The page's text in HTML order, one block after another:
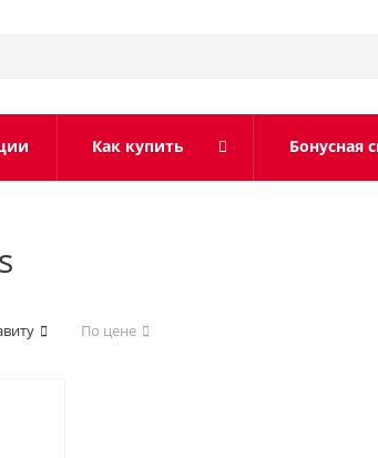
Как купить Бонусная
По цене